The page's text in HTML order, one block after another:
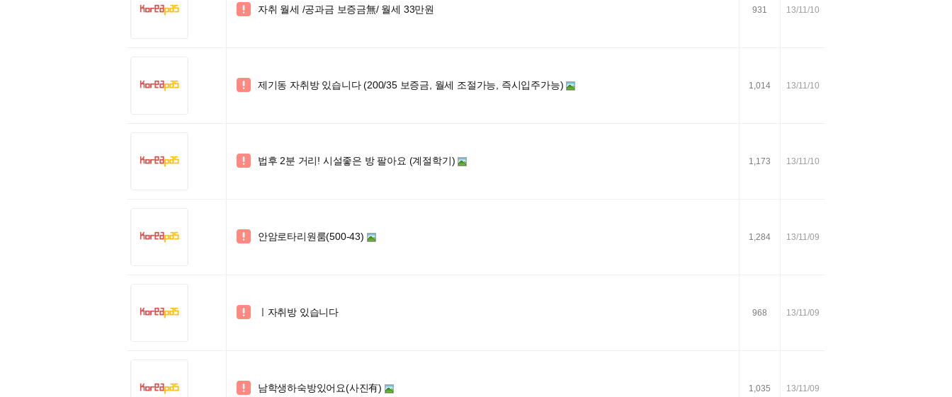
 자취 월세 /공과금 보증금無/ 월세 33만원 931 13/11/10
 제기동 자취방 있습니다 (200/35 보증금, 월세 조절가능, 즉시입주가능) 1,014 13/11/10
 법후 2분 거리! 시설좋은 방 팔아요 (계절학기) 1,173 13/11/10
 안암로타리원룸(500-43) 1,284 13/11/09
 ㅣ자취방 있습니다 968 13/11/09
 남학생하숙방있어요(사진有) 1,035 13/11/09